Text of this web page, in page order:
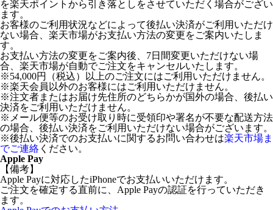
を楽天ポイントから引き落としをさせていただく場合がござい
ます。
お客様のご利用状況などによって後払い決済がご利用いただけ
ない場合、楽天市場がお支払い方法の変更をご案内いたしま
す。
お支払い方法の変更をご案内後、7日間変更いただけない場
合、楽天市場が自動でご注文をキャンセルいたします。
※54,000円（税込）以上のご注文にはご利用いただけません。
※楽天会員以外のお客様にはご利用いただけません。
※注文者またはお届け先住所のどちらかが国外の場合、後払い
決済をご利用いただけません。
※メール便等のお受け取り時に受領印や署名が不要な配送方法
の場合、後払い決済をご利用いただけない場合がございます。
※後払い決済でのお支払いに関するお問い合わせは楽天市場ま
でご連絡 ください。
Apple Pay
【備考】
Apple Payに対応したiPhoneでお支払いいただけます。
ご注文を確定する直前に、Apple Payの認証を行っていただき
ます。